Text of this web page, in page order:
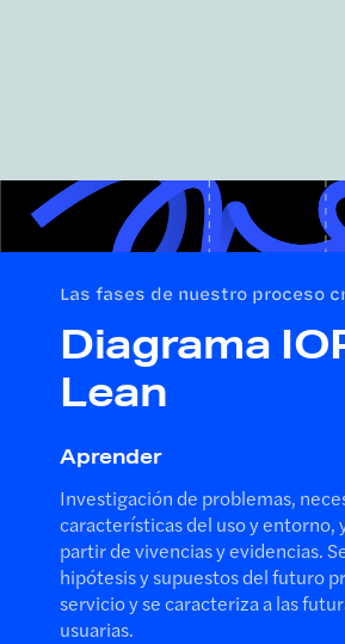
Las fases de nuestro proceso
Diagrama
Lean
Aprender
Investigación de problemas,
características del uso y entorno,
partir de vivencias y evidencias.
hipótesis y supuestos del futuro
servicio y se caracteriza a las
usuarias.